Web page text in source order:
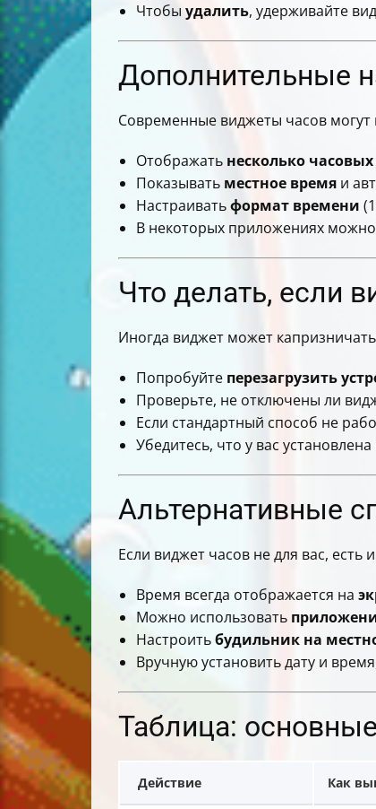
Чтобы удалить, удерживайте
Дополнительные
Современные виджеты часов могут
Отображать несколько часовых
Показывать местное время и
Настраиватьформат времени
В некоторых приложениях
Что делать, если
Иногда виджет может
Попробуйте перезагрузить
Проверьте, не отключены ли
Если стандартный способ не
Убедитесь, что у вас
Альтернативные
Если виджет часов не для вас, есть
Время всегда отображается на
Можно использовать
Настроитьбудильник на
Вручную установить дату и
Таблица:
Действие Как